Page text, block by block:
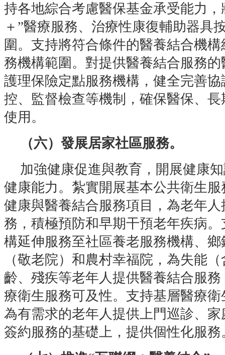
持各地綜合考慮醫保基金承受能力
＋”醫療服務、治療性康復輔助器具
圍。支持將符合條件的醫養結合機
務機構範圍。對提供醫養結合服務
護理保險定點服務機構，健全完善
控、監督檢查等機制，確保醫保、
使用。
（六）發展居家社區服務。
加強健康促進與教育，開展健康
健康能力。紮實開展基本公共衛生
健康與醫養結合服務項目，為老年
務，積極預防和早期干預老年疾病
構延伸服務至社區養老服務機構、
（敬老院）和農村幸福院，為失能
齡、殘疾等老年人提供醫養結合服
療衛生服務可及性。支持基層醫療
為有需求的老年人提供上門巡診、
簽約服務的基礎上，提供個性化服務